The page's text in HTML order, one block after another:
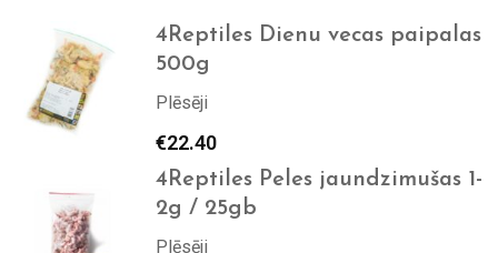
4Reptiles Dienu vecas paipalas
500g
Plēsēji
€22.40
4Reptiles Peles jaundzimušas 1-
2g / 25gb
Plēsēji